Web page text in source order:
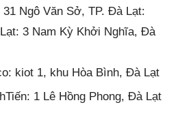
Ngô Văn Sở, TP. Đà Lạt:
3 Nam Kỳ Khởi Nghĩa, Đà
kiot 1, khu Hòa Bình, Đà Lạt
1 Lê Hồng Phong, Đà Lạt